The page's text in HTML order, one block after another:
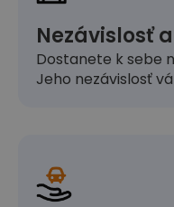
Nezávislosť
Dostanete k sebe
Jeho nezávislosť